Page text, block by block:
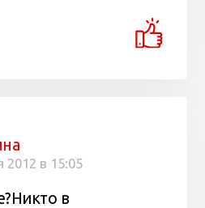
2012 в 15:05
в